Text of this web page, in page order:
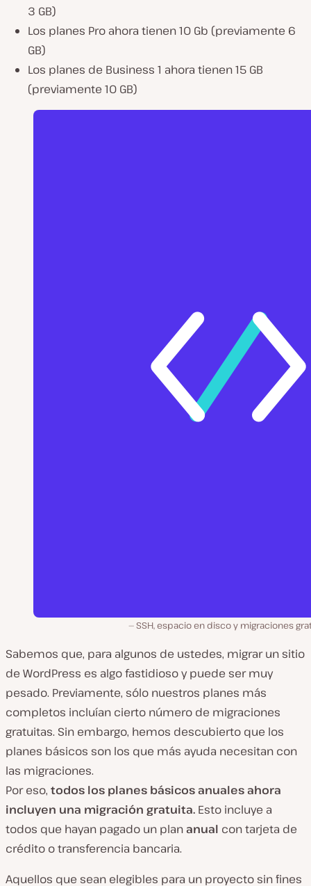
3 GB)
Los planes Pro ahora tienen 10 Gb (previamente 6
GB)
Los planes de Business 1 ahora tienen 15 GB
(previamente 10 GB)
SSH, espacio en disco y migraciones
Sabemos que, para algunos de ustedes, migrar un sitio
de WordPress es algo fastidioso y puede ser muy
pesado. Previamente, sólo nuestros planes más
completos incluían cierto número de migraciones
gratuitas. Sin embargo, hemos descubierto que los
planes básicos son los que más ayuda necesitan con
las migraciones.
Por eso, todos los planes básicos anuales ahora
incluyen una migración gratuita. Esto incluye a
todos que hayan pagado un plananual con tarjeta de
crédito o transferencia bancaria.
Aquellos que sean elegibles para un proyecto sin fines